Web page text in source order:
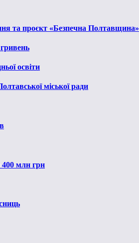
та проєкт «Безпечна Полтавщина»
освіти
міської ради
400 млн грн